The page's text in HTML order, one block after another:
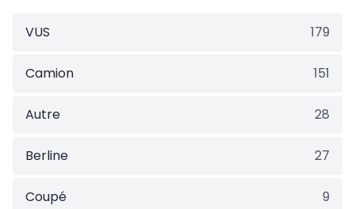
VUS 179
Camion 151
Autre 28
Berline 27
Coupé 9